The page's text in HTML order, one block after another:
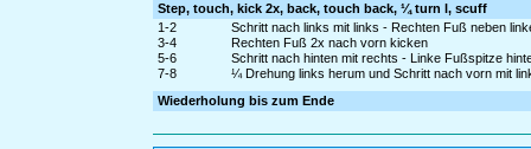
Step, touch, kick 2x, back, touch back, ¼ turn l, scuff
1-2
Schritt nach links mit links - Rechten Fuß neben
3-4
Rechten Fuß 2x nach vorn kicken
5-6
Schritt nach hinten mit rechts - Linke Fußspitze
7-8
¼ Drehung links herum und Schritt nach vorn mit
Wiederholung bis zum Ende